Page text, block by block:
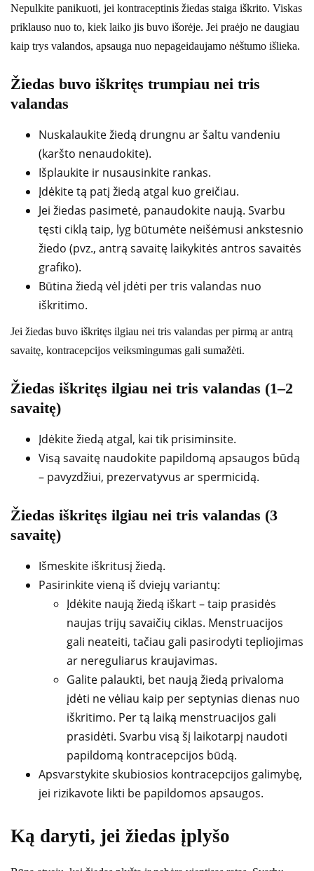
Nepulkite panikuoti, jei kontraceptinis žiedas staiga iškrito. Viskas
priklauso nuo to, kiek laiko jis buvo išorėje. Jei praėjo ne daugiau
kaip trys valandos, apsauga nuo nepageidaujamo nėštumo išlieka.
Žiedas buvo iškritęs trumpiau nei tris
valandas
Nuskalaukite žiedą drungnu ar šaltu vandeniu
(karšto nenaudokite).
Išplaukite ir nusausinkite rankas.
Įdėkite tą patį žiedą atgal kuo greičiau.
Jei žiedas pasimetė, panaudokite naują. Svarbu
tęsti ciklą taip, lyg būtumėte neišėmusi ankstesnio
žiedo (pvz., antrą savaitę laikykitės antros savaitės
grafiko).
Būtina žiedą vėl įdėti per tris valandas nuo
iškritimo.
Jei žiedas buvo iškritęs ilgiau nei tris valandas per pirmą ar antrą
savaitę, kontracepcijos veiksmingumas gali sumažėti.
Žiedas iškritęs ilgiau nei tris valandas (1–2
savaitę)
Įdėkite žiedą atgal, kai tik prisiminsite.
Visą savaitę naudokite papildomą apsaugos būdą
– pavyzdžiui, prezervatyvus ar spermicidą.
Žiedas iškritęs ilgiau nei tris valandas (3
savaitę)
Išmeskite iškritusį žiedą.
Pasirinkite vieną iš dviejų variantų:
Įdėkite naują žiedą iškart – taip prasidės
naujas trijų savaičių ciklas. Menstruacijos
gali neateiti, tačiau gali pasirodyti tepliojimas
ar nereguliarus kraujavimas.
Galite palaukti, bet naują žiedą privaloma
įdėti ne vėliau kaip per septynias dienas nuo
iškritimo. Per tą laiką menstruacijos gali
prasidėti. Svarbu visą šį laikotarpį naudoti
papildomą kontracepcijos būdą.
Apsvarstykite skubiosios kontracepcijos galimybę,
jei rizikavote likti be papildomos apsaugos.
Ką daryti, jei žiedas įplyšo